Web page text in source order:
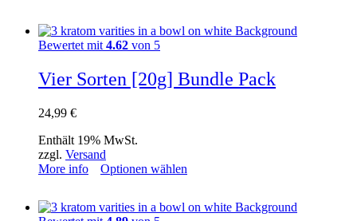
Bewertet mit 4.62 von 5
Vier Sorten [20g] Bundle Pack
24,99 €
Enthält 19% MwSt.
zzgl. Versand
More info
Optionen wählen